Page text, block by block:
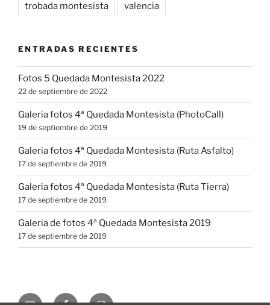
trobada montesista valencia
ENTRADAS RECIENTES
Fotos 5 Quedada Montesista 2022
22 de septiembre de 2022
Galeria fotos 4ª Quedada Montesista (PhotoCall)
19 de septiembre de 2019
Galeria fotos 4ª Quedada Montesista (Ruta Asfalto)
17 de septiembre de 2019
Galeria fotos 4ª Quedada Montesista (Ruta Tierra)
17 de septiembre de 2019
Galeria de fotos 4ª Quedada Montesista 2019
17 de septiembre de 2019
Correo FacebookInstagram